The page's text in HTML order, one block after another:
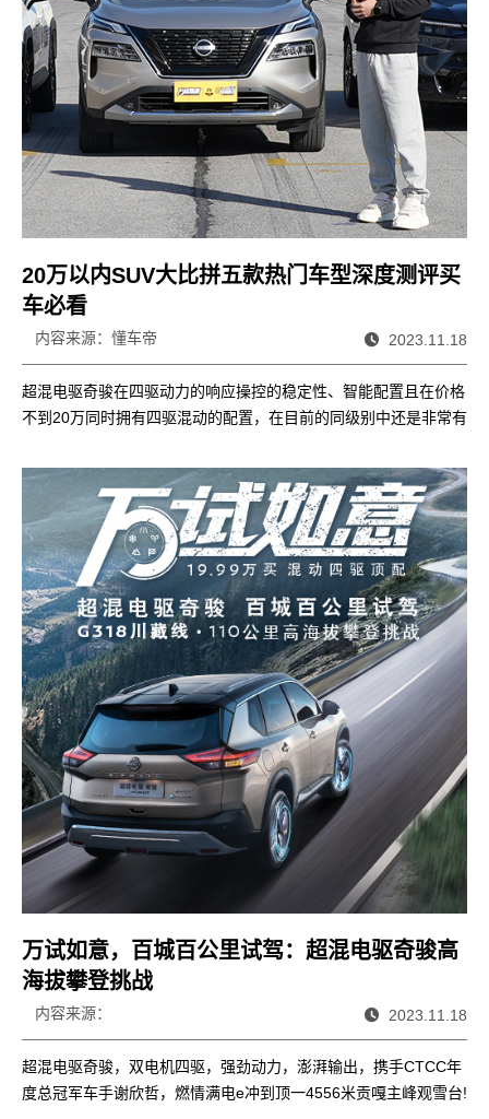
20万以内SUV大比拼五款热门车型深度测评买
车必看
内容来源：懂车帝 2023.11.18
超混电驱奇骏在四驱动力的响应操控的稳定性、智能配置且在价格
不到20万同时拥有四驱混动的配置，在目前的同级别中还是非常有
万试如意，百城百公里试驾：超混电驱奇骏高
海拔攀登挑战
内容来源： 2023.11.18
超混电驱奇骏，双电机四驱，强劲动力，澎湃输出，携手CTCC年
度总冠军车手谢欣哲，燃情满电e冲到顶一4556米贡嘎主峰观雪台!